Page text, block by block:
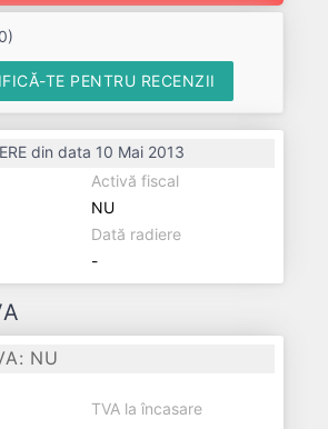
0)
TE PENTRU RECENZII
din data 10 Mai 2013
Activă fiscal
NU
Dată radiere
-
NU
TVA la încasare